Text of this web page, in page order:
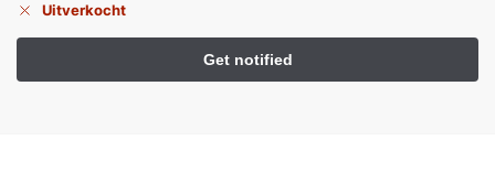
Uitverkocht